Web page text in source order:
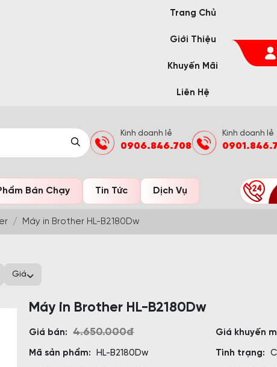
Trang Chủ
Giới Thiệu
Khuyến Mãi
Liên Hệ
Kinh doanh lẻ
0906.846.708
Kinh doanh lẻ
Bán Chạy Tin Tức Dịch Vụ
Máy in Brother HL-B2180Dw
Giá
Máy in Brother HL-B2180Dw
Giá bán: 4.650.000đ Giá khuyến
Mã sản phẩm: HL-B2180Dw Tình trạng: